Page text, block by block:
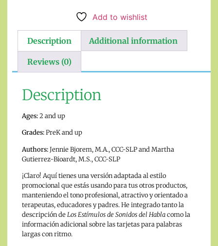
Add to wishlist
Description Additional information
Reviews (0)
Description
Ages:2 and up
Grades:PreK and up
Authors:Jennie Bjorem, M.A., CCC-SLP and Martha
Gutierrez-Bioardt, M.S., CCC-SLP
¡Claro! Aquí tienes una versión adaptada al estilo
promocional que estás usando para tus otros productos,
manteniendo el tono profesional, atractivo y orientado a
terapeutas, educadores y padres. He integrado tanto la
descripción deLos Estímulos de Sonidos del Hablacomo la
información adicional sobre las tarjetas para palabras
largas con ritmo.